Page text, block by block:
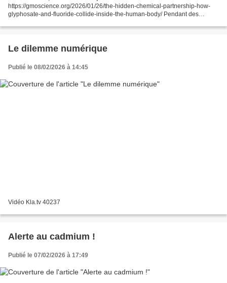
https://gmoscience.org/2026/01/26/the-hidden-chemical-partnership-how-
glyphosate-and-fluoride-collide-inside-the-human-body/ Pendant des
chimiques...
Le dilemme numérique
Publié le 08/02/2026 à 14:45
Vidéo Kla.tv 40237
Alerte au cadmium !
Publié le 07/02/2026 à 17:49